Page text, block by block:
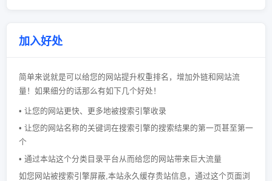
加入好处
简单来说就是可以给您的网站提升权重排名，增加外链和网站流
量！如果细分的话那么有如下几个好处！
• 让您的网站更快、更多地被搜索引擎收录
• 让您的网站名称的关键词在搜索引擎的搜索结果的第一页甚至第一
个
• 通过本站这个分类目录平台从而给您的网站带来巨大流量
如您网站被搜索引擎屏蔽,本站永久缓存贵站信息，通过这个页面浏